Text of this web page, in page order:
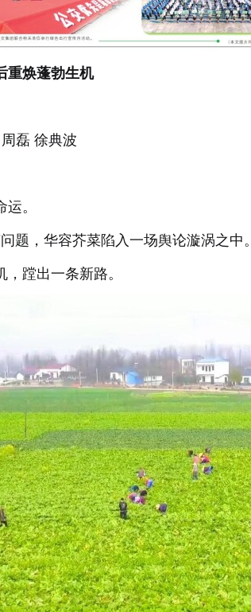
重焕蓬勃生机
磊 徐典波
。
题，华容芥菜陷入一场舆论漩涡之中。
蹚出一条新路。